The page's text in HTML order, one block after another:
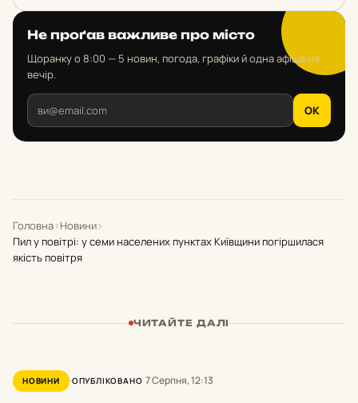
Не проґав важливе про місто
Щоранку о 8:00 — 5 новин, погода, графіки й одна афіша на
вечір.
OK
Головна›Новини›
Пил у повітрі: у семи населених пунктах Київщини погіршилася
якість повітря
ЧИТАЙТЕ ДАЛІ
НОВИНИ ОПУБЛІКОВАНО 7 Серпня, 12:13